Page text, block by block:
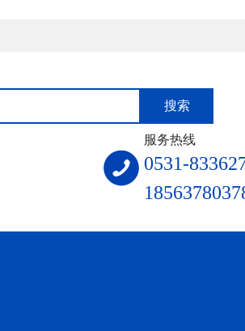
服务热线
0531-